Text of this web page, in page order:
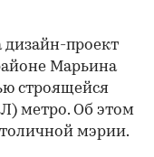
дизайн-проект
Марьина
строящейся
метро. Об этом
мэрии.